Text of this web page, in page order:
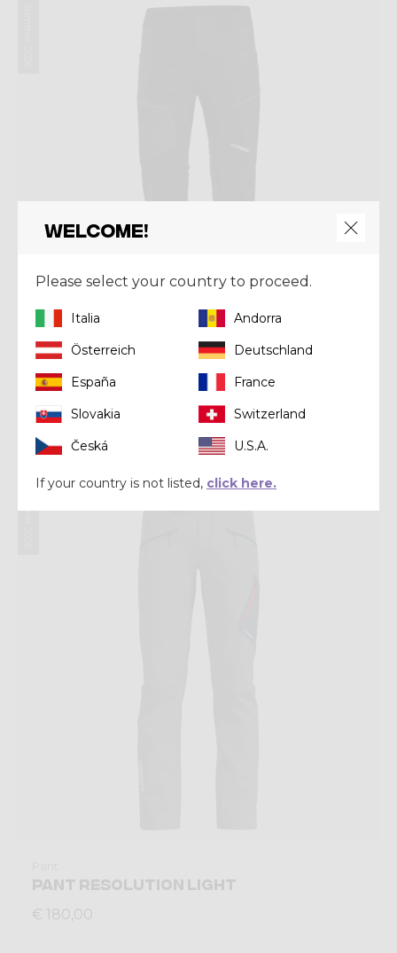
Pant
PANT TRAVERSE MAN
€ 160,00
Summer 2026
PANT RESOLUTION LIGHT
€ 180,00
Welcome!
Please select your country to proceed.
Italia
Andorra
Österreich
Deutschland
España
France
Slovakia
Switzerland
Česká
U.S.A.
If your country is not listed, click here.